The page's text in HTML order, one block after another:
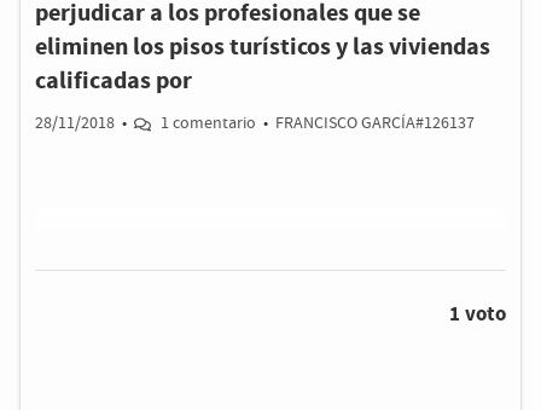
abandonados-por-el-ayuntamiento-de-san-javier-
desde-2007 Gracias por firmar y COMPARTIR el
enlace.Asunción hermana de Pilar.
perjudicar a los profesionales que se
eliminen los pisos turísticos y las viviendas
calificadas por
28/11/2018 • 1 comentario • FRANCISCO GARCÍA#126137
1 voto